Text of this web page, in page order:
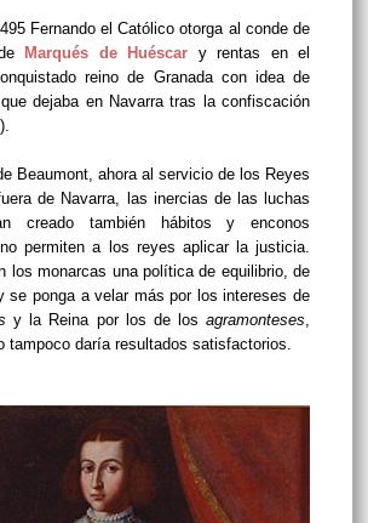
Fernando el Católico otorga al conde de
Marqués de Huéscar y rentas en el
reino de Granada con idea de
dejaba en Navarra tras la confiscación
).
Beaumont, ahora al servicio de los Reyes
de Navarra, las inercias de las luchas
creado también hábitos y enconos
permiten a los reyes aplicar la justicia.
los monarcas una política de equilibrio, de
se ponga a velar más por los intereses de
y la Reina por los de losagramonteses
tampoco daría resultados satisfactorios.